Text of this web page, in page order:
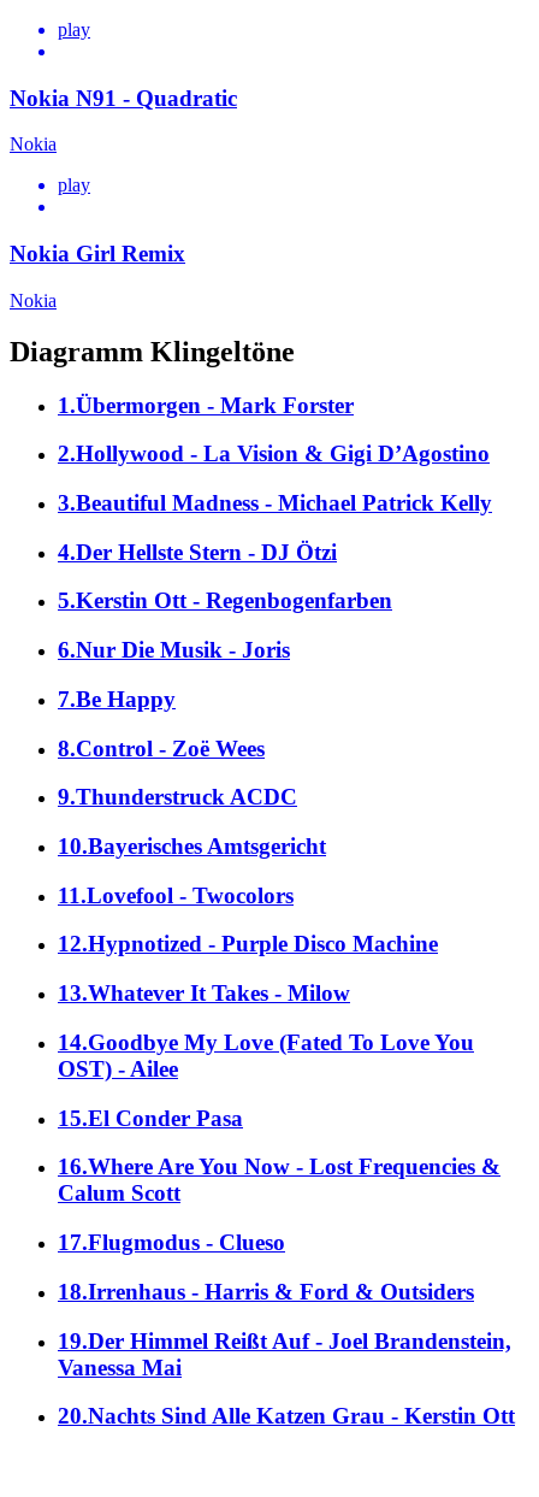
play
Nokia N91 - Quadratic
Nokia
play
Nokia Girl Remix
Nokia
Diagramm Klingeltöne
1.Übermorgen - Mark Forster
2.Hollywood - La Vision & Gigi D’Agostino
3.Beautiful Madness - Michael Patrick Kelly
4.Der Hellste Stern - DJ Ötzi
5.Kerstin Ott - Regenbogenfarben
6.Nur Die Musik - Joris
7.Be Happy
8.Control - Zoë Wees
9.Thunderstruck ACDC
10.Bayerisches Amtsgericht
11.Lovefool - Twocolors
12.Hypnotized - Purple Disco Machine
13.Whatever It Takes - Milow
14.Goodbye My Love (Fated To Love You
OST) - Ailee
15.El Conder Pasa
16.Where Are You Now - Lost Frequencies &
Calum Scott
17.Flugmodus - Clueso
18.Irrenhaus - Harris & Ford & Outsiders
19.Der Himmel Reißt Auf - Joel Brandenstein,
Vanessa Mai
20.Nachts Sind Alle Katzen Grau - Kerstin Ott